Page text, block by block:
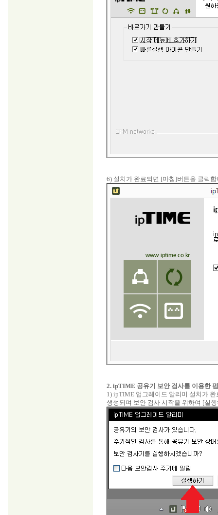
6) 설치가 완료되면 [마침]버튼을 클릭합
2. ipTIME 공유기 보안 검사를 이용한
1) ipTIME 업그레이드 알리미 설치가
생성되며 보안 검사 시작을 위하여 [실